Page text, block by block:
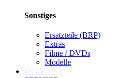
Sonstiges
Ersatzteile (BRP)
Extras
Filme / DVDs
Modelle